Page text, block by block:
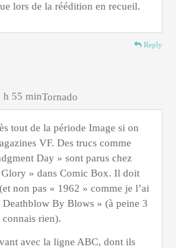
lors de la réédition en recueil.
Reply
Tornado
h 55 min
tout de la période Image si on
VF. Des trucs comme
Day » sont parus chez
Glory » dans Comic Box. Il doit
non pas « 1962 » comme je l’ai
By Blows » (à peine 3
rien).
avec la ligne ABC, dont ils